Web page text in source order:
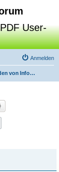
User-
Anmelden
Informationen